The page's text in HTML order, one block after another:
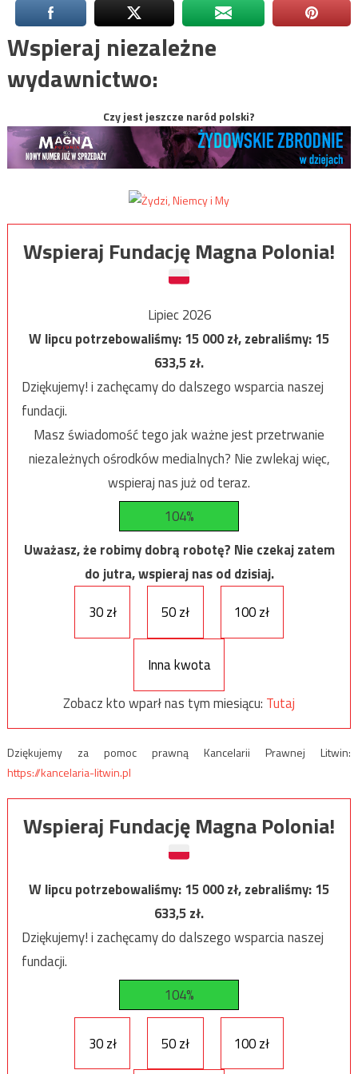
Wspieraj niezależne
wydawnictwo:
Czy jest jeszcze naród polski?
Wspieraj Fundację Magna Polonia!
Lipiec 2026
W lipcu potrzebowaliśmy:15 000zł, zebraliśmy:15
633,5zł.
Dziękujemy! i zachęcamy do dalszego wsparcia naszej
fundacji.
Masz świadomość tego jak ważne jest przetrwanie
niezależnych ośrodków medialnych? Nie zwlekaj więc,
wspieraj nas już od teraz.
104%
Uważasz, że robimy dobrą robotę? Nie czekaj zatem
do jutra, wspieraj nas od dzisiaj.
30 zł
50 zł 100 zł
Inna kwota
Zobacz kto wparł nas tym miesiącu: Tutaj
Dziękujemy za pomoc prawną Kancelarii Prawnej Litwin:
https://kancelaria-litwin.pl
Wspieraj Fundację Magna Polonia!
W lipcu potrzebowaliśmy:15 000zł, zebraliśmy:15
633,5zł.
Dziękujemy! i zachęcamy do dalszego wsparcia naszej
fundacji.
104%
30 zł 50 zł 100 zł